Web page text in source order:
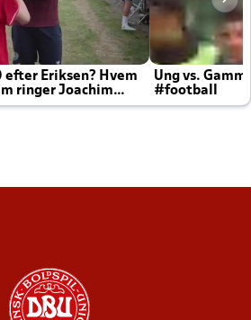
efter Eriksen? Hvem
ringer Joachim
Ung vs.
#football